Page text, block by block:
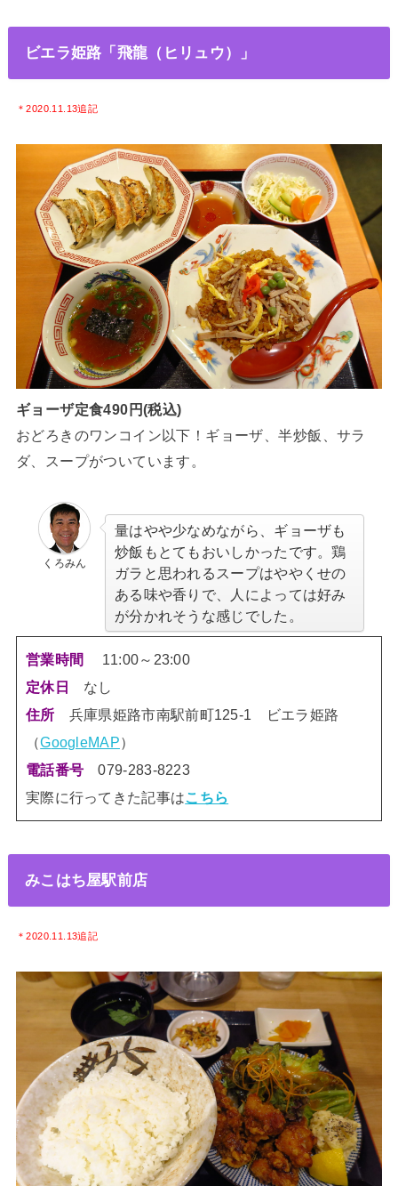
ビエラ姫路「飛龍（ヒリュウ）」
＊2020.11.13追記
ギョーザ定食490円(税込)
おどろきのワンコイン以下！ギョーザ、半炒飯、サラ
ダ、スープがついています。
くろみん
量はやや少なめながら、ギョーザも
炒飯もとてもおいしかったです。鶏
ガラと思われるスープはややくせの
ある味や香りで、人によっては好み
が分かれそうな感じでした。
営業時間 11:00～23:00
定休日 なし
住所 兵庫県姫路市南駅前町125-1 ビエラ姫路
（GoogleMAP）
電話番号 079-283-8223
実際に行ってきた記事はこちら
みこはち屋駅前店
＊2020.11.13追記